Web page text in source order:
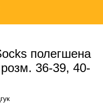
полегшена
36-39, 40-